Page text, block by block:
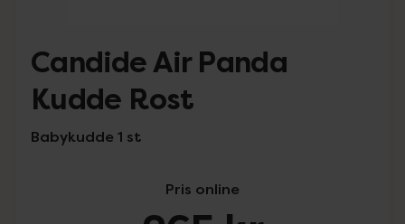
Candide Air Panda
Kudde Rost
Babykudde 1 st
Pris online